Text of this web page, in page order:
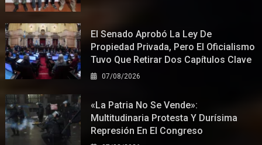
El Senado Aprobó La Ley De
Propiedad Privada, Pero El Oficialismo
Tuvo Que Retirar Dos Capítulos Clave
07/08/2026
«La Patria No Se Vende»:
Multitudinaria Protesta Y Durísima
Represión En El Congreso